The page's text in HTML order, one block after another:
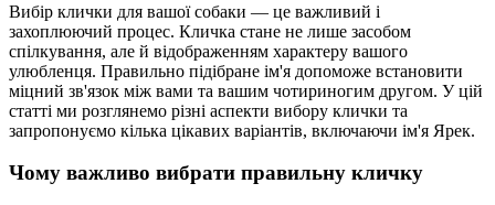
Вибір клички для вашої собаки — це важливий і
захоплюючий процес. Кличка стане не лише засобом
спілкування, але й відображенням характеру вашого
улюбленця. Правильно підібране ім'я допоможе встановити
міцний зв'язок між вами та вашим чотириногим другом. У цій
статті ми розглянемо різні аспекти вибору клички та
запропонуємо кілька цікавих варіантів, включаючи ім'я Ярек.
Чому важливо вибрати правильну кличку